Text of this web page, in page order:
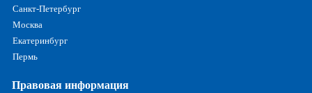
Санкт-Петербург
Москва
Екатеринбург
Пермь
Правовая информация